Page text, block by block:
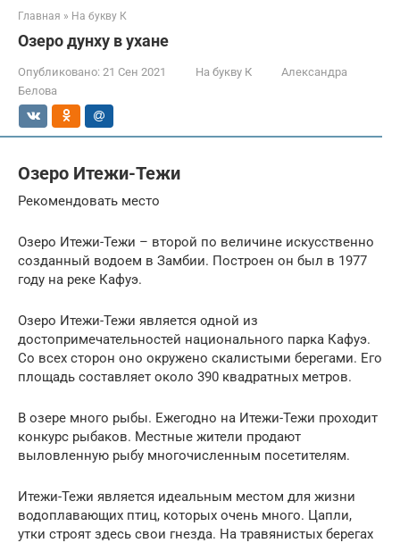
Главная » На букву К
Озеро дунху в ухане
Опубликовано: 21 Сен 2021 На букву К
Александра
Белова
Озеро Итежи-Тежи
Рекомендовать место
Озеро Итежи-Тежи – второй по величине искусственно
созданный водоем в Замбии. Построен он был в 1977
году на реке Кафуэ.
Озеро Итежи-Тежи является одной из
достопримечательностей национального парка Кафуэ.
Со всех сторон оно окружено скалистыми берегами. Его
площадь составляет около 390 квадратных метров.
В озере много рыбы. Ежегодно на Итежи-Тежи проходит
конкурс рыбаков. Местные жители продают
выловленную рыбу многочисленным посетителям.
Итежи-Тежи является идеальным местом для жизни
водоплавающих птиц, которых очень много. Цапли,
утки строят здесь свои гнезда. На травянистых берегах